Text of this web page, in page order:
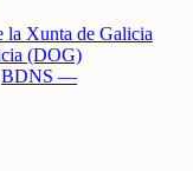
la Xunta de Galicia
(DOG)
BDNS —